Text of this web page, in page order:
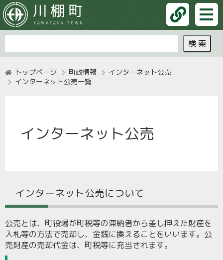
トップページ 町政情報
インターネット公売
インターネット公売一覧
インターネット公売
インターネット公売について
公売とは、町役場が町税等の滞納者から差し押えた財産を
入札等の方法で売却し、金銭に換えることをいいます。公
売財産の売却代金は、町税等に充当されます。